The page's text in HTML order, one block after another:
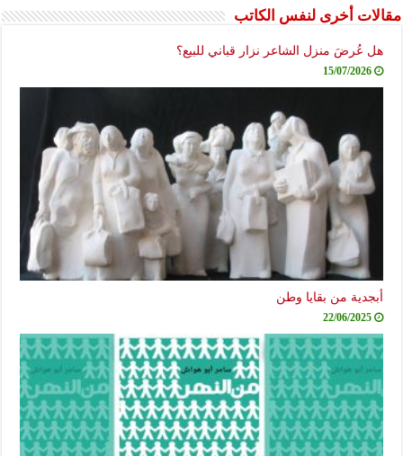
مقالات أخرى لنفس الكاتب
هل عُرضَ منزل الشاعر نزار قباني للبيع؟
15/07/2026
أبجدية من بقايا وطن
22/06/2025